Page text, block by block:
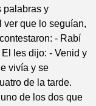
palabras y
ver que lo seguían,
- Rabí
les dijo: - Venid y
vivía y se
de la tarde.
de los dos que